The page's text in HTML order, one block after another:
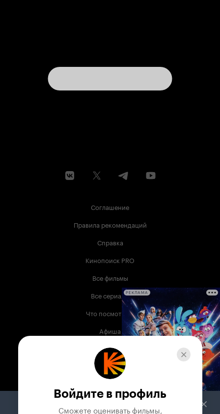
Соглашение
Правила рекомендаций
Справка
Кинопоиск PRO
Все фильмы
Все сериалы
Что посмотреть
Афиша
Музыка
Телепрограмма
Служба поддержки
РЕКЛАМА
Войдите в профиль
Сможете оценивать фильмы,